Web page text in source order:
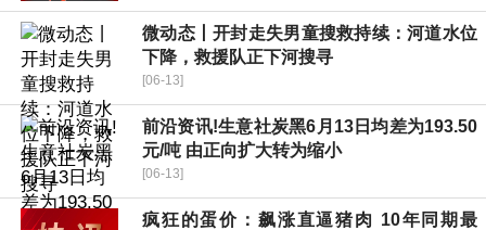
微动态丨开封走失男童搜救持续：河道水位
下降，救援队正下河搜寻
[06-13]
前沿资讯!生意社炭黑6月13日均差为193.50
元/吨 由正向扩大转为缩小
[06-13]
疯狂的蛋价：飙涨直逼猪肉 10年同期最